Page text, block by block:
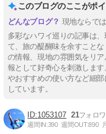
このブログのここがポ
現地ならで
多彩なハワイ巡りの記事は
て、旅の醍醐味を余すこと
の情報、現地の雰囲気をリ
報として好奇心を刺激しま
やおすすめの使い方など細
しています。
1053107 21
週間IN:390 週間OUT:890